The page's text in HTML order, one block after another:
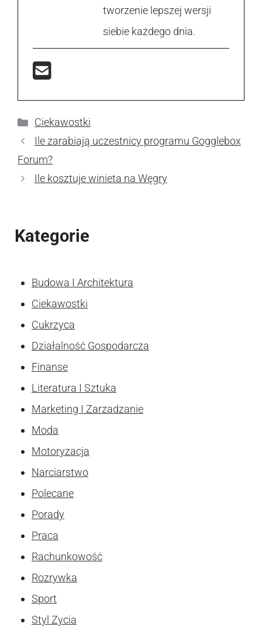
tworzenie lepszej wersji
siebie każdego dnia.
Kategorie
Ciekawostki
Ile zarabiają uczestnicy programu Gogglebox
Forum?
Ile kosztuje winieta na Węgry
Kategorie
Budowa I Architektura
Ciekawostki
Cukrzyca
Działalność Gospodarcza
Finanse
Literatura I Sztuka
Marketing I Zarzadzanie
Moda
Motoryzacja
Narciarstwo
Polecane
Porady
Praca
Rachunkowość
Rozrywka
Sport
Styl Zycia